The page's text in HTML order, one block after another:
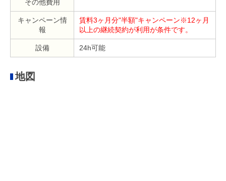
その他費用
キャンペーン情
報
賃料3ヶ月分"半額"キャンペーン※12ヶ月
以上の継続契約が利用が条件です。
設備 24h可能
地図